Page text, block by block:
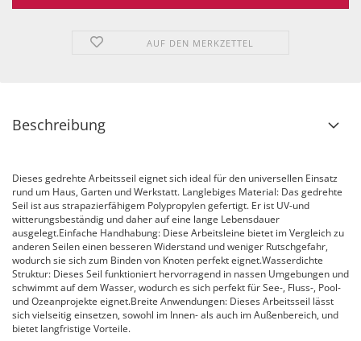
AUF DEN MERKZETTEL
Beschreibung
Dieses gedrehte Arbeitsseil eignet sich ideal für den universellen Einsatz
rund um Haus, Garten und Werkstatt. Langlebiges Material: Das gedrehte
Seil ist aus strapazierfähigem Polypropylen gefertigt. Er ist UV-und
witterungsbeständig und daher auf eine lange Lebensdauer
ausgelegt.Einfache Handhabung: Diese Arbeitsleine bietet im Vergleich zu
anderen Seilen einen besseren Widerstand und weniger Rutschgefahr,
wodurch sie sich zum Binden von Knoten perfekt eignet.Wasserdichte
Struktur: Dieses Seil funktioniert hervorragend in nassen Umgebungen und
schwimmt auf dem Wasser, wodurch es sich perfekt für See-, Fluss-, Pool-
und Ozeanprojekte eignet.Breite Anwendungen: Dieses Arbeitsseil lässt
sich vielseitig einsetzen, sowohl im Innen- als auch im Außenbereich, und
bietet langfristige Vorteile.